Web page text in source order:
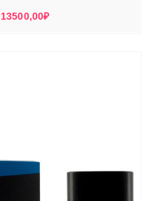
13500,00₽Диапазон